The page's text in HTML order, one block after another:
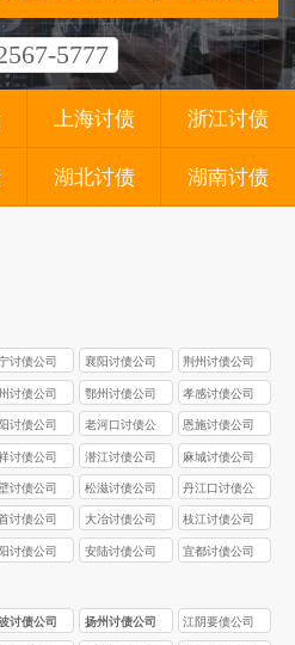
5777
上海讨债 浙江讨债
湖北讨债 湖南讨债
讨债公司 襄阳讨债公司 荆州讨债公司
讨债公司 鄂州讨债公司 孝感讨债公司
讨债公司
老河口讨债公
司
恩施讨债公司
讨债公司 潜江讨债公司 麻城讨债公司
讨债公司 松滋讨债公司
丹江口讨债公
司
讨债公司 大冶讨债公司 枝江讨债公司
讨债公司 安陆讨债公司 宜都讨债公司
讨债公司 扬州讨债公司 江阴要债公司